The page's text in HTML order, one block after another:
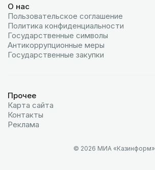
О нас
Пользовательское соглашение
Политика конфиденциальности
Государственные символы
Антикоррупционные меры
Государственные закупки
Прочее
Карта сайта
Контакты
Реклама
© 2026 МИА «Казинформ»